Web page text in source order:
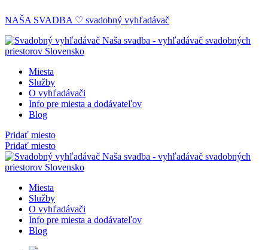
NAŠA SVADBA ♡ svadobný vyhľadávač
Miesta
Služby
O vyhľadávači
Info pre miesta a dodávateľov
Blog
Pridať miesto
Pridať miesto
Miesta
Služby
O vyhľadávači
Info pre miesta a dodávateľov
Blog